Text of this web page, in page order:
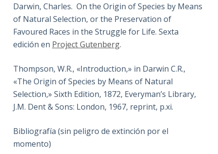
Darwin, Charles. On the Origin of Species by Means
of Natural Selection, or the Preservation of
Favoured Races in the Struggle for Life. Sexta
edición en Project Gutenberg.
Thompson, W.R., «Introduction,» in Darwin C.R.,
«The Origin of Species by Means of Natural
Selection,» Sixth Edition, 1872, Everyman’s Library,
J.M. Dent & Sons: London, 1967, reprint, p.xi.
Bibliografía (sin peligro de extinción por el
momento)